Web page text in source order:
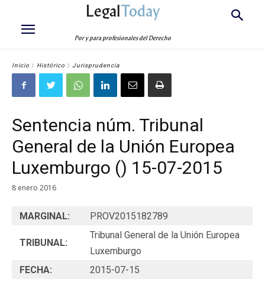
LegalToday
Por y para profesionales del Derecho
Inicio Histórico Jurisprudencia
Sentencia núm. Tribunal
General de la Unión Europea
Luxemburgo () 15-07-2015
8 enero 2016
MARGINAL: PROV2015182789
TRIBUNAL:
Tribunal General de la Unión Europea
Luxemburgo
FECHA:
2015-07-15